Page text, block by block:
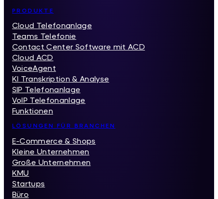
Inhaltsverzeichnis
PRODUKTE
Cloud Telefonanlage
Teams Telefonie
Contact Center Software mit ACD
Cloud ACD
VoiceAgent
KI Transkription & Analyse
SIP Telefonanlage
VoIP Telefonanlage
Funktionen
LÖSUNGEN FÜR BRANCHEN
E-Commerce & Shops
Kleine Unternehmen
Große Unternehmen
KMU
Startups
Büro